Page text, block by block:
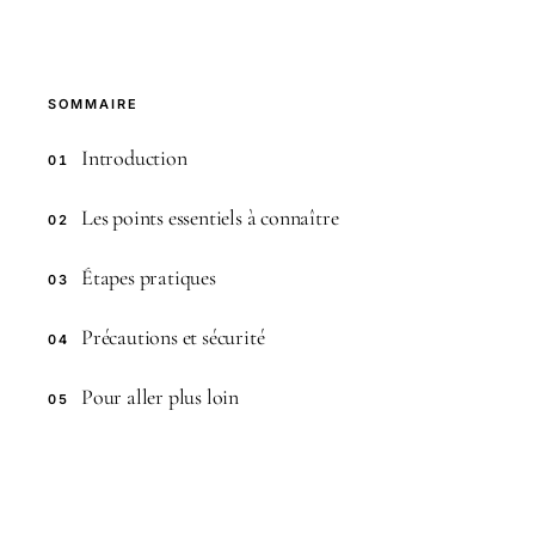
SOMMAIRE
01 Introduction
02 Les points essentiels à connaître
03 Étapes pratiques
04 Précautions et sécurité
05 Pour aller plus loin